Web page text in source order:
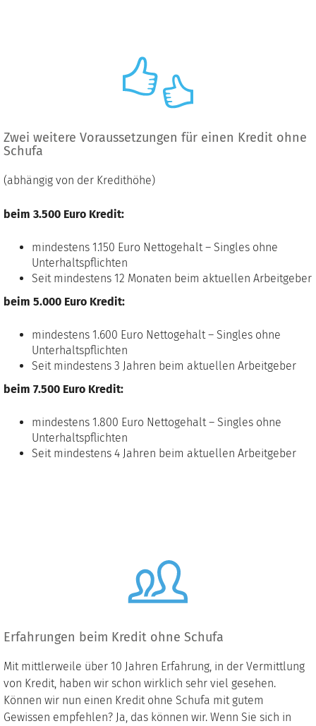
Zwei weitere Voraussetzungen für einen Kredit ohne
Schufa
(abhängig von der Kredithöhe)
beim 3.500 Euro Kredit:
mindestens 1.150 Euro Nettogehalt – Singles ohne
Unterhaltspflichten
Seit mindestens 12 Monaten beim aktuellen Arbeitgeber
beim 5.000 Euro Kredit:
mindestens 1.600 Euro Nettogehalt – Singles ohne
Unterhaltspflichten
Seit mindestens 3 Jahren beim aktuellen Arbeitgeber
beim 7.500 Euro Kredit:
mindestens 1.800 Euro Nettogehalt – Singles ohne
Unterhaltspflichten
Seit mindestens 4 Jahren beim aktuellen Arbeitgeber
Erfahrungen beim Kredit ohne Schufa
Mit mittlerweile über 10 Jahren Erfahrung, in der Vermittlung
von Kredit, haben wir schon wirklich sehr viel gesehen.
Können wir nun einen Kredit ohne Schufa mit gutem
Gewissen empfehlen? Ja, das können wir. Wenn Sie sich in